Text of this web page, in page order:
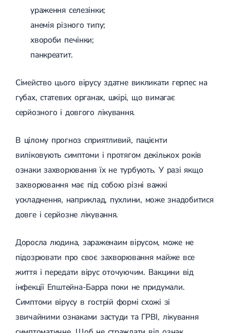
ураження селезінки;
анемія різного типу;
хвороби печінки;
панкреатит.
Сімейство цього вірусу здатне викликати герпес на
губах, статевих органах, шкірі, що вимагає
серйозного і довгого лікування.
В цілому прогноз сприятливий, пацієнти
виліковують симптоми і протягом декількох років
ознаки захворювання їх не турбують. У разі якщо
захворювання має під собою різні важкі
ускладнення, наприклад, пухлини, може знадобитися
довге і серйозне лікування.
Доросла людина, зараженаим вірусом, може не
підозрювати про своє захворювання майже все
життя і передати вірус оточуючим. Вакцини від
інфекції Епштейна-Барра поки не придумали.
Симптоми вірусу в гострій формі схожі зі
звичайними ознаками застуди та ГРВІ, лікування